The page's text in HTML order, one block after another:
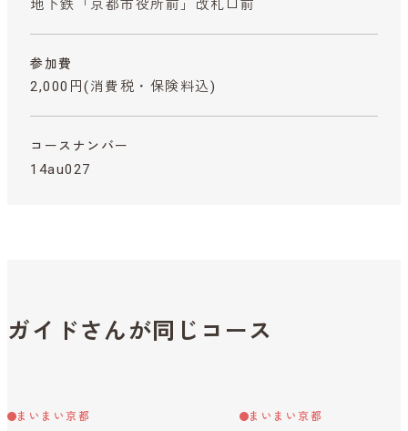
地下鉄「京都市役所前」改札口前
参加費
2,000円 (消費税・保険料込)
コースナンバー
14au027
ガイドさんが同じコース
まいまい京都 まいまい京都